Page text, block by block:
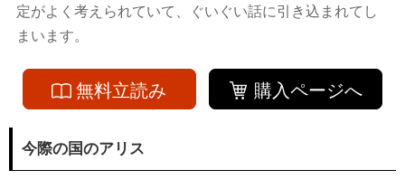
定がよく考えられていて、ぐいぐい話に引き込まれてし
まいます。
無料立読み 購入ページへ
今際の国のアリス